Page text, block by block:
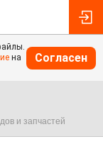
на
Согласен
и запчастей